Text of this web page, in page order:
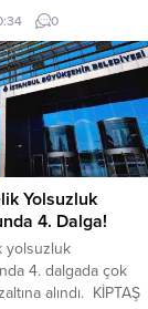
yapıldı. Yeni
Büyükşehir
görevli 3 kişi daha
Operasyonda
kişilerin, birinin
birinin
birinin memur
5 Temmuz’da
Antalya
Başkanı
tutuklanmıştı.
0
Yolsuzluk
4. Dalga!
yolsuzluk
4. dalgada çok
alındı. KİPTAŞ